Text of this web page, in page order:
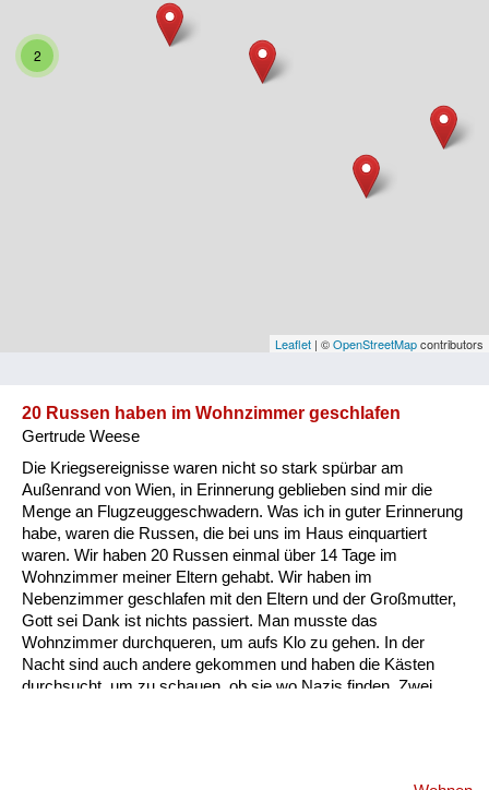
Kärnten
Vorarlberg
Besatzungsmächte
Frauen, Mütter, Kinder
Versorgung
Heimkehrer
Fluchtgeschichten
2
Leaflet | ©OpenStreetMapcontributors
20 Russen haben im Wohnzimmer geschlafen
Gertrude Weese
Die Kriegsereignisse waren nicht so stark spürbar am
Außenrand von Wien, in Erinnerung geblieben sind mir die
Menge an Flugzeuggeschwadern. Was ich in guter Erinnerung
habe, waren die Russen, die bei uns im Haus einquartiert
waren. Wir haben 20 Russen einmal über 14 Tage im
Wohnzimmer meiner Eltern gehabt. Wir haben im
Nebenzimmer geschlafen mit den Eltern und der Großmutter,
Gott sei Dank ist nichts passiert. Man musste das
Wohnzimmer durchqueren, um aufs Klo zu gehen. In der
Nacht sind auch andere gekommen und haben die Kästen
durchsucht, um zu schauen, ob sie wo Nazis finden. Zwei